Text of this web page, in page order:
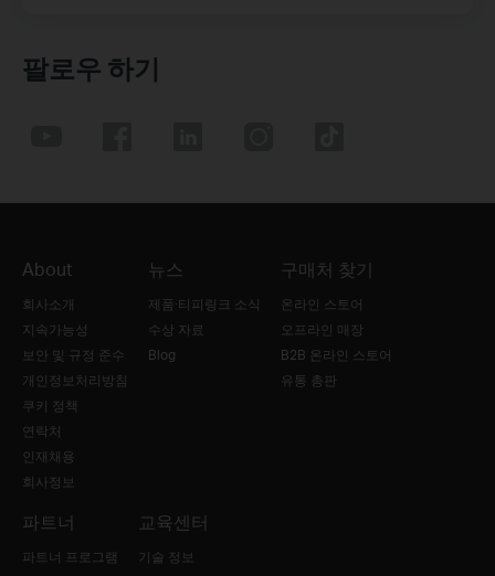
팔로우 하기
About
회사소개
지속가능성
보안 및 규정 준수
개인정보처리방침
쿠키 정책
연락처
인재채용
회사정보
뉴스
제품·티피링크 소식
수상 자료
Blog
구매처 찾기
온라인 스토어
오프라인 매장
B2B 온라인 스토어
유통 총판
파트너
파트너 프로그램
교육센터
기술 정보